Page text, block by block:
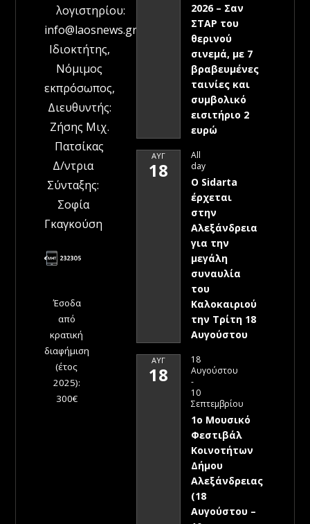
λογιστηρίου:
info@laosnews.gr
Ιδιοκτήτης,
Νόμιμος
εκπρόσωπος,
Διευθυντής:
Ζήσης Μιχ.
Πατσίκας
Δ/ντρια
Σύνταξης:
Σοφία
Γκαγκούση
Έσοδα
από
κρατική
διαφήμιση
(έτος
2025):
300€
2026 – Σαν
ΣΤΑΡ του
θερινού
σινεμά, με 7
βραβευμένες
ταινίες και
συμβολικό
εισιτήριο 2
ευρώ
ΑΥΓ
18
All
day
Ο Sidarta
έρχεται
στην
Αλεξάνδρεια
για την
μεγάλη
συναυλία
του
Καλοκαιριού
την Τρίτη 18
Αυγούστου
ΑΥΓ
18
18
Αυγούστου
-
10
Σεπτεμβρίου
1ο Μουσικό
Φεστιβάλ
Κοινοτήτων
Δήμου
Αλεξάνδρειας
(18
Αυγούστου –